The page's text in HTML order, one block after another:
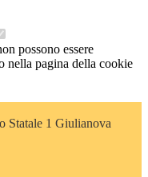
possono essere
nella pagina della cookie
Statale 1 Giulianova